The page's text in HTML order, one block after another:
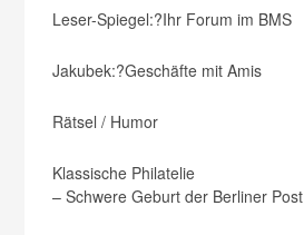
Leser-Spiegel:?Ihr Forum im BMS
Jakubek:?Geschäfte mit Amis
Rätsel / Humor
Klassische Philatelie
– Schwere Geburt der Berliner Post